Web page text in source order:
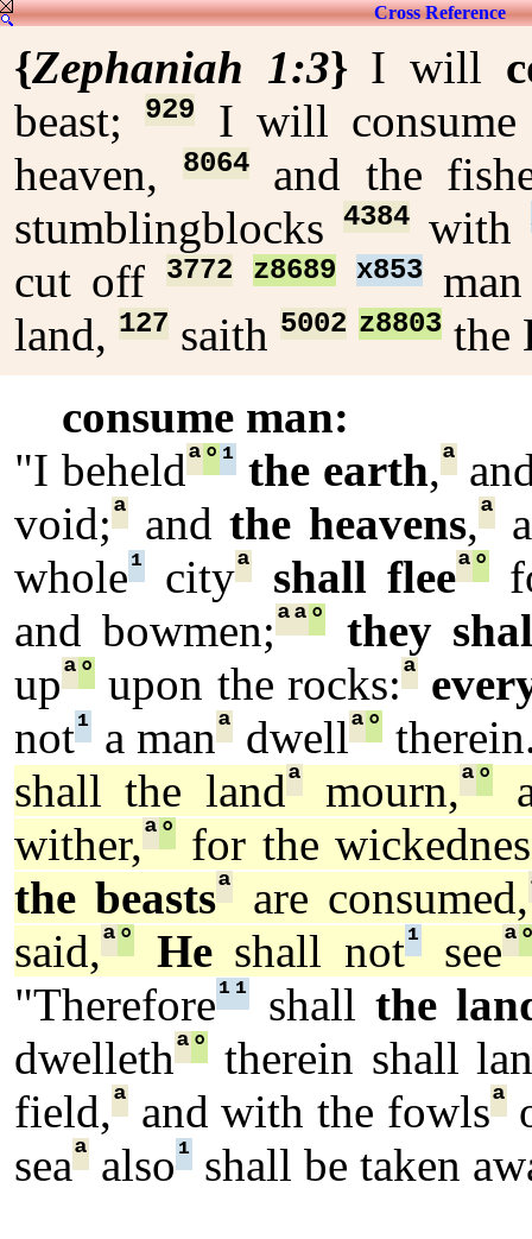
Cross Reference
{Zephaniah 1:3}I will
beast;
929
I will
heaven,
8064and the
stumblingblocks4384 with
cut off 3772 z8689 x853
land, 127 saith 5002 z8803 the
consume man:
"I beheldª° ¹ the earth,ª
void;ª andthe heavens,ª
whole¹ cityª shall fleeª°
and bowmen;ªª°
they
upª° upon the rocks:ª
not¹ a manª dwellª°
shall the landª mourn,ª°
wither,ª°
for the
the beastsª are consumed,
said,ª° Heshall not¹ seeª
"Therefore¹ ¹ shall the
dwellethª°
therein shall
field,ª and with the fowlsª
seaª also¹ shall be taken